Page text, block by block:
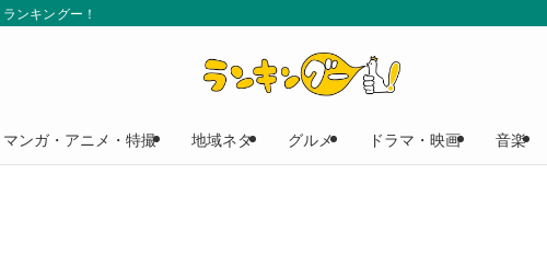
ンキングー！
マンガ・アニメ・特撮 地域ネタ グルメ ドラマ・映画 音楽